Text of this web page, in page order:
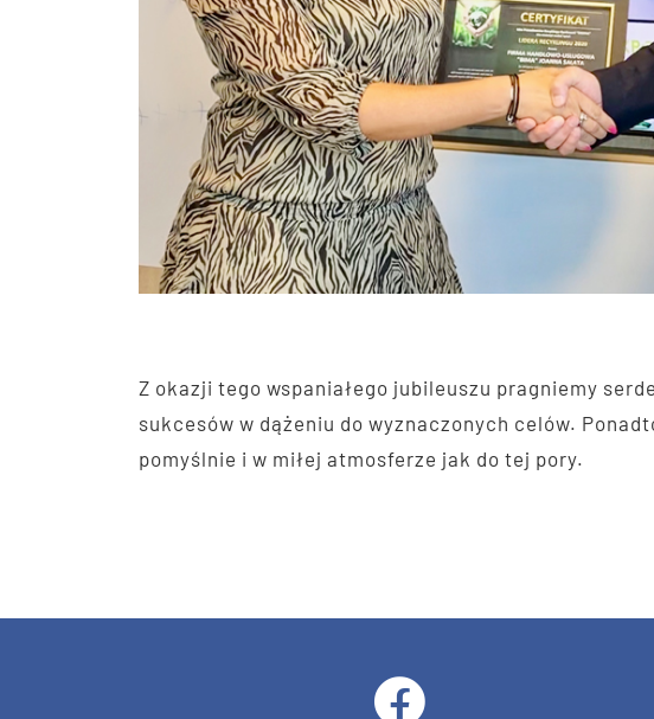
Z okazji tego wspaniałego jubileuszu pragniemy
sukcesów w dążeniu do wyznaczonych celów.
pomyślnie i w miłej atmosferze jak do tej pory.